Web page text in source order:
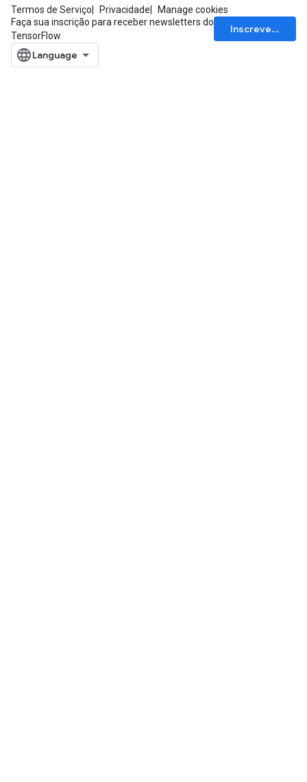
Termos de Serviço Privacidade
Manage cookies
Faça sua inscrição para receber newsletters do
TensorFlow
Inscrever-se